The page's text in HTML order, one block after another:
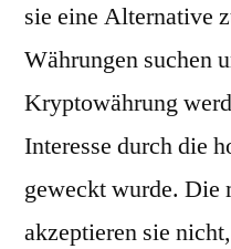
sie eine Alternative
Währungen suchen
Kryptowährung
Interesse durch die
geweckt wurde. Die
akzeptieren sie